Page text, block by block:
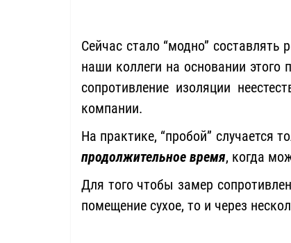
Сейчас стало “модно” составлять
наши коллеги на основании этого
сопротивление изоляции
компании.
На практике, “пробой” случается
продолжительное время, когда
Для того чтобы замер
помещение сухое, то и через